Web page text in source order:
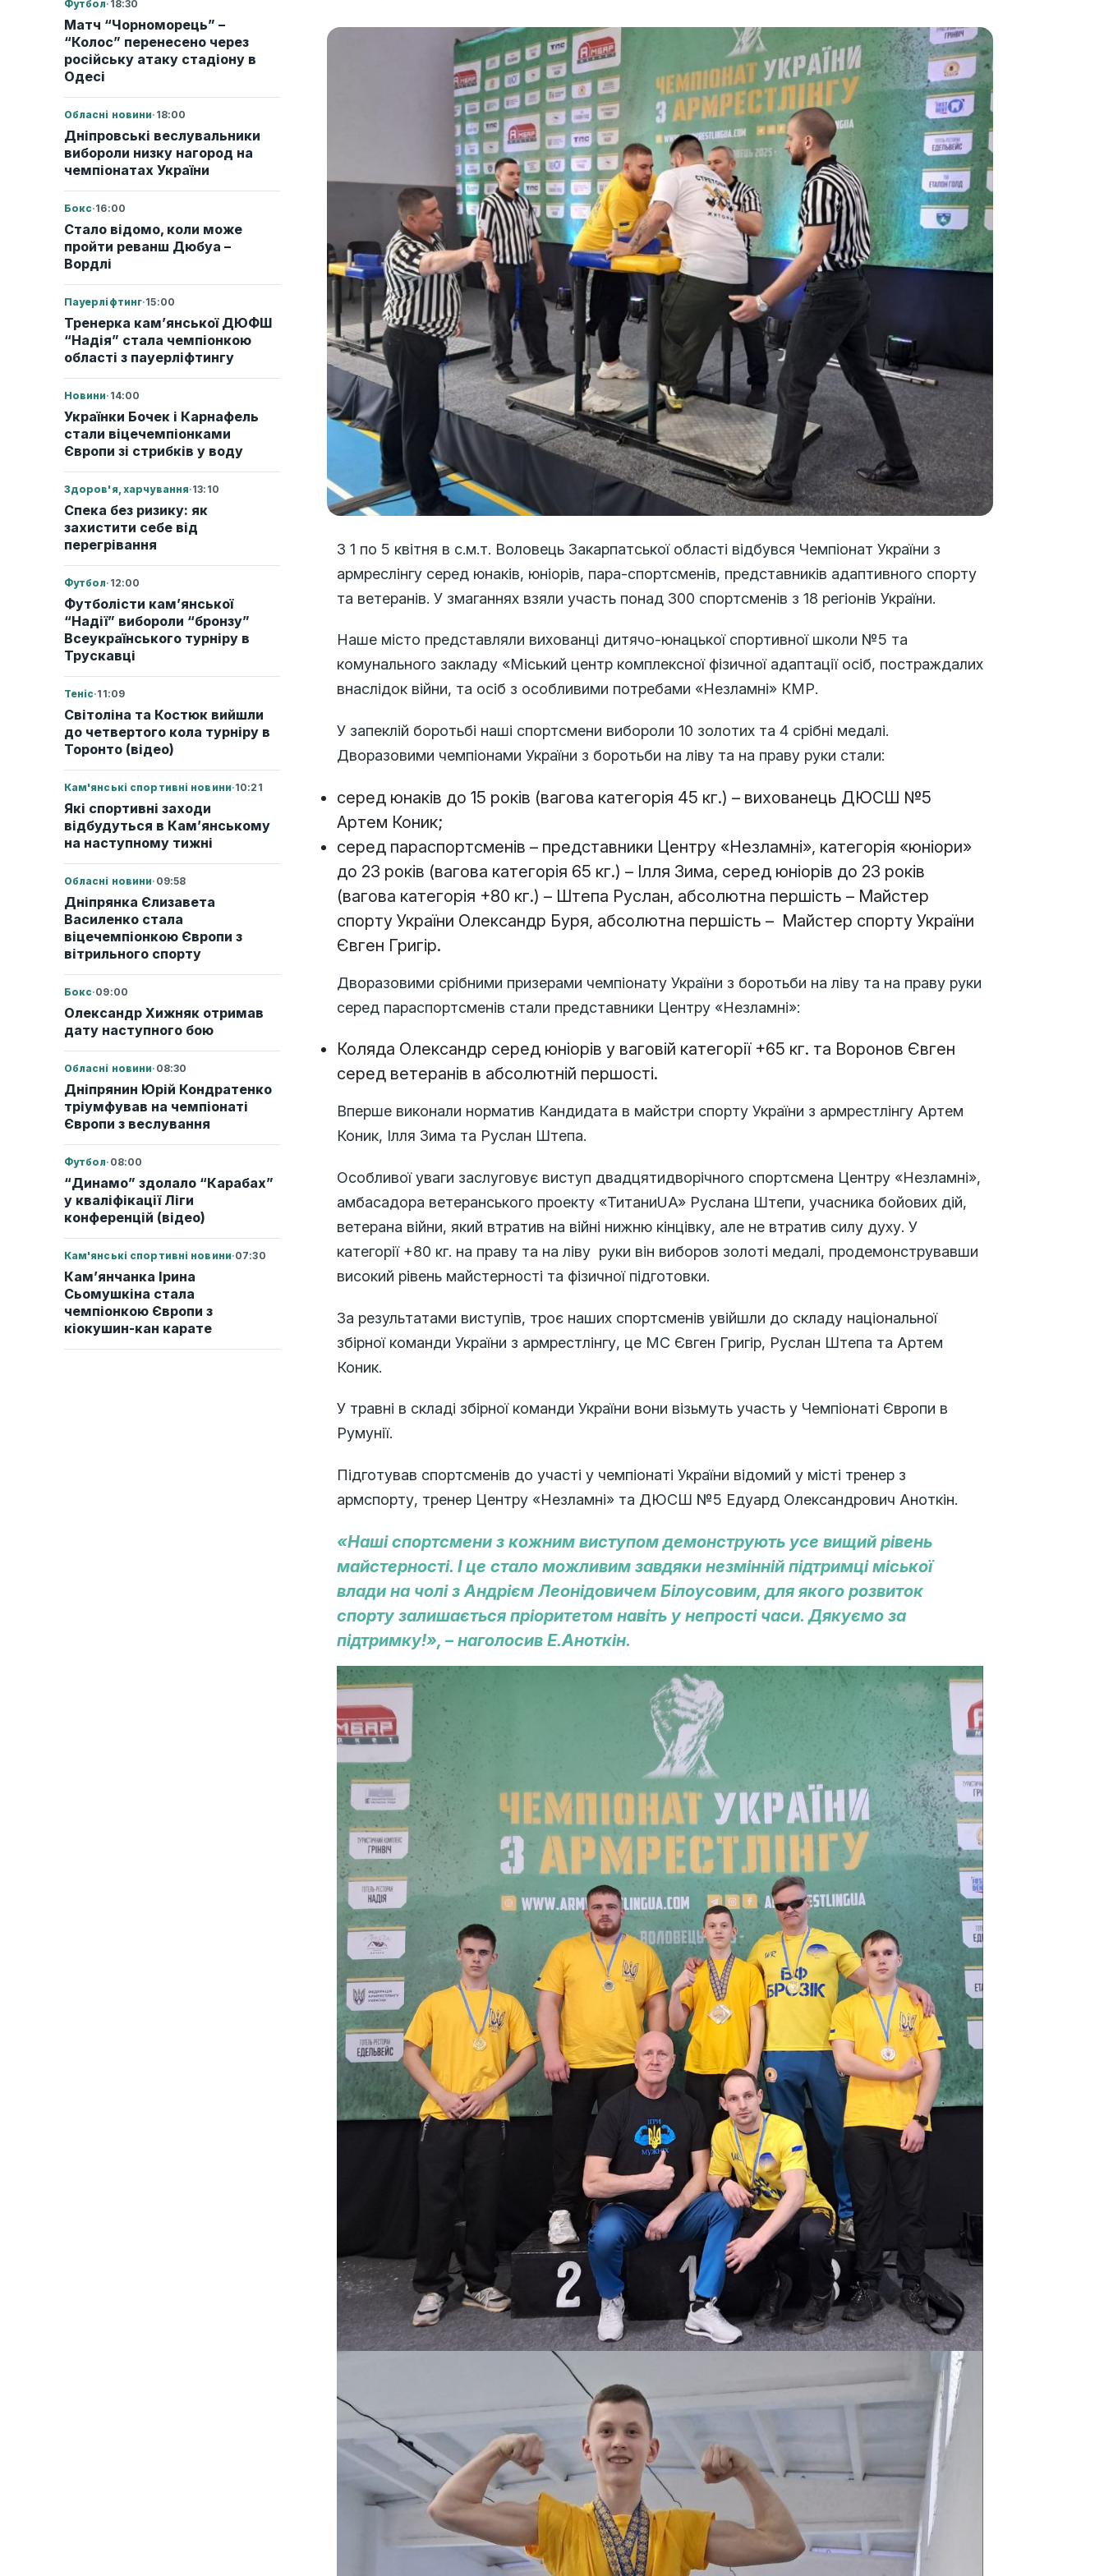
Футбол· 18:30
Матч “Чорноморець” –
“Колос” перенесено через
російську атаку стадіону в
Одесі
Обласні новини· 18:00
Дніпровські веслувальники
вибороли низку нагород на
чемпіонатах України
Бокс·16:00
Стало відомо, коли може
пройти реванш Дюбуа –
Вордлі
Пауерліфтинг·15:00
Тренерка кам’янської ДЮФШ
“Надія” стала чемпіонкою
області з пауерліфтингу
Новини· 14:00
Українки Бочек і Карнафель
стали віцечемпіонками
Європи зі стрибків у воду
Здоров'я, харчування·13:10
Спека без ризику: як
захистити себе від
перегрівання
Футбол· 12:00
Футболісти кам’янської
“Надії” вибороли “бронзу”
Всеукраїнського турніру в
Трускавці
Теніс·11:09
Світоліна та Костюк вийшли
до четвертого кола турніру в
Торонто (відео)
Кам'янські спортивні новини·10:21
Які спортивні заходи
відбудуться в Кам’янському
на наступному тижні
Обласні новини· 09:58
Дніпрянка Єлизавета
Василенко стала
віцечемпіонкою Європи з
вітрильного спорту
Бокс·09:00
Олександр Хижняк отримав
дату наступного бою
Обласні новини· 08:30
Дніпрянин Юрій Кондратенко
тріумфував на чемпіонаті
Європи з веслування
Футбол· 08:00
“Динамо” здолало “Карабах”
у кваліфікації Ліги
конференцій (відео)
Кам'янські спортивні новини·07:30
Кам’янчанка Ірина
Сьомушкіна стала
чемпіонкою Європи з
кіокушин-кан карате
З 1 по 5 квітня в с.м.т. Воловець Закарпатської області відбувся Чемпіонат України з
армреслінгу серед юнаків, юніорів, пара-спортсменів, представників адаптивного спорту
та ветеранів. У змаганнях взяли участь понад 300 спортсменів з 18 регіонів України.
Наше місто представляли вихованці дитячо-юнацької спортивної школи №5 та
комунального закладу «Міський центр комплексної фізичної адаптації осіб, постраждалих
внаслідок війни, та осіб з особливими потребами «Незламні» КМР.
У запеклій боротьбі наші спортсмени вибороли 10 золотих та 4 срібні медалі.
Дворазовими чемпіонами України з боротьби на ліву та на праву руки стали:
серед юнаків до 15 років (вагова категорія 45 кг.) – вихованець ДЮСШ №5
Артем Коник;
серед параспортсменів – представники Центру «Незламні», категорія «юніори»
до 23 років (вагова категорія 65 кг.) – Ілля Зима, серед юніорів до 23 років
(вагова категорія +80 кг.) – Штепа Руслан, абсолютна першість – Майстер
спорту України Олександр Буря, абсолютна першість – Майстер спорту України
Євген Григір.
Дворазовими срібними призерами чемпіонату України з боротьби на ліву та на праву руки
серед параспортсменів стали представники Центру «Незламні»:
Коляда Олександр серед юніорів у ваговій категорії +65 кг. та Воронов Євген
серед ветеранів в абсолютній першості.
Вперше виконали норматив Кандидата в майстри спорту України з армрестлінгу Артем
Коник, Ілля Зима та Руслан Штепа.
Особливої уваги заслуговує виступ двадцятидворічного спортсмена Центру «Незламні»,
амбасадора ветеранського проекту «ТитаниUA» Руслана Штепи, учасника бойових дій,
ветерана війни, який втратив на війні нижню кінцівку, але не втратив силу духу. У
категорії +80 кг. на праву та на ліву руки він виборов золоті медалі, продемонструвавши
високий рівень майстерності та фізичної підготовки.
За результатами виступів, троє наших спортсменів увійшли до складу національної
збірної команди України з армрестлінгу, це МС Євген Григір, Руслан Штепа та Артем
Коник.
У травні в складі збірної команди України вони візьмуть участь у Чемпіонаті Європи в
Румунії.
Підготував спортсменів до участі у чемпіонаті України відомий у місті тренер з
армспорту, тренер Центру «Незламні» та ДЮСШ №5 Едуард Олександрович Аноткін.
«Наші спортсмени з кожним виступом демонструють усе вищий рівень
майстерності. І це стало можливим завдяки незмінній підтримці міської
влади на чолі з Андрієм Леонідовичем Білоусовим, для якого розвиток
спорту залишається пріоритетом навіть у непрості часи. Дякуємо за
підтримку!», – наголосив Е.Аноткін.